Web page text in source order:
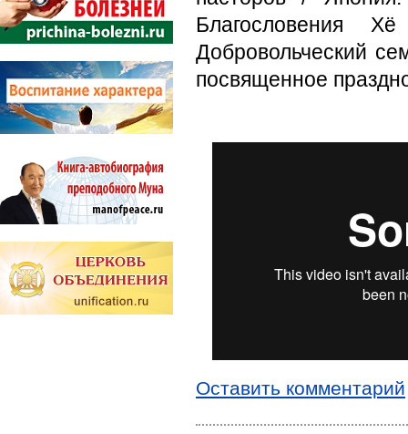
Благословения
Добровольческий
посвященное
Оставить комментарий